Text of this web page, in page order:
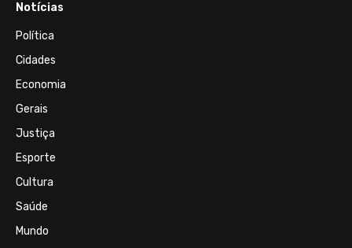
Notícias
Política
Cidades
Economia
Gerais
Justiça
Esporte
Cultura
Saúde
Mundo